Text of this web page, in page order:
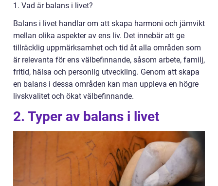
1. Vad är balans i livet?
Balans i livet handlar om att skapa harmoni och jämvikt
mellan olika aspekter av ens liv. Det innebär att ge
tillräcklig uppmärksamhet och tid åt alla områden som
är relevanta för ens välbefinnande, såsom arbete, familj,
fritid, hälsa och personlig utveckling. Genom att skapa
en balans i dessa områden kan man uppleva en högre
livskvalitet och ökat välbefinnande.
2. Typer av balans i livet